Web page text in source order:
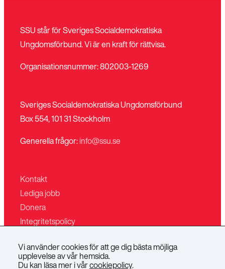
SSU står för Sveriges Socialdemokratiska
Ungdomsförbund. Vi är en kraft för rättvisa.
Organisationsnummer: 802003-1269
Sveriges Socialdemokratiska Ungdomsförbund
Box 554, 101 31 Stockholm
Generella frågor:info@ssu.se
Kontakt
Lediga jobb
Donera
Integritetspolicy
Villkor för butiken
Vi använder cookies för att ge dig bästa möjliga
upplevelse av vår hemsida.
Du kan läsa mer i vårcookiepolicy.